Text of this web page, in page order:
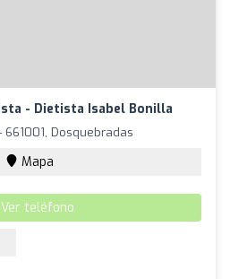
- Dietista Isabel Bonilla
661001, Dosquebradas
Mapa
Ver teléfono